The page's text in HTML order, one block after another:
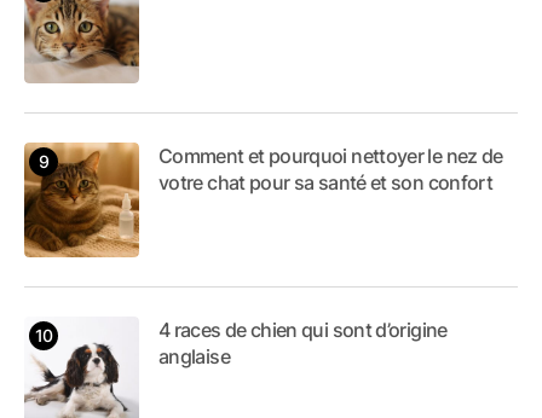
Comment et pourquoi nettoyer le nez de
votre chat pour sa santé et son confort
4 races de chien qui sont d’origine
anglaise